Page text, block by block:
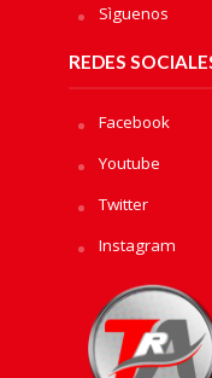
Sìguenos
REDES
Facebook
Youtube
Twitter
Instagram